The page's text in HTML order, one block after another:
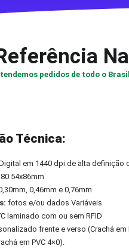
pedidos de todo o Brasil
Técnica:
em 1440 dpi de alta definição
54x86mm
0,46mm e 0,76mm
fotos e/ou dados Variáveis
laminado com ou sem RFID
frente e verso (Crachá em
em PVC 4×0).